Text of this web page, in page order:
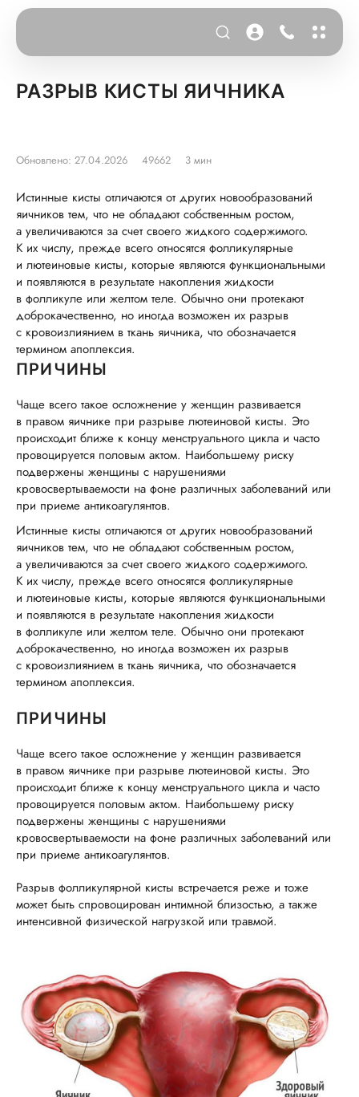
РАЗРЫВ КИСТЫ ЯИЧНИКА
Обновлено: 27.04.2026 49662 3 мин
Истинные кисты отличаются от других новообразований
яичников тем, что не обладают собственным ростом,
а увеличиваются за счет своего жидкого содержимого.
К их числу, прежде всего относятся фолликулярные
и лютеиновые кисты, которые являются функциональными
и появляются в результате накопления жидкости
в фолликуле или желтом теле. Обычно они протекают
доброкачественно, но иногда возможен их разрыв
с кровоизлиянием в ткань яичника, что обозначается
термином апоплексия.
ПРИЧИНЫ
Чаще всего такое осложнение у женщин развивается
в правом яичнике при разрыве лютеиновой кисты. Это
происходит ближе к концу менструального цикла и часто
провоцируется половым актом. Наибольшему риску
подвержены женщины с нарушениями
кровосвертываемости на фоне различных заболеваний или
при приеме антикоагулянтов.
Истинные кисты отличаются от других новообразований
яичников тем, что не обладают собственным ростом,
а увеличиваются за счет своего жидкого содержимого.
К их числу, прежде всего относятся фолликулярные
и лютеиновые кисты, которые являются функциональными
и появляются в результате накопления жидкости
в фолликуле или желтом теле. Обычно они протекают
доброкачественно, но иногда возможен их разрыв
с кровоизлиянием в ткань яичника, что обозначается
термином апоплексия.
ПРИЧИНЫ
Чаще всего такое осложнение у женщин развивается
в правом яичнике при разрыве лютеиновой кисты. Это
происходит ближе к концу менструального цикла и часто
провоцируется половым актом. Наибольшему риску
подвержены женщины с нарушениями
кровосвертываемости на фоне различных заболеваний или
при приеме антикоагулянтов.
Разрыв фолликулярной кисты встречается реже и тоже
может быть спровоцирован интимной близостью, а также
интенсивной физической нагрузкой или травмой.